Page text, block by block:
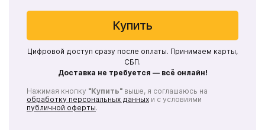
Купить
Цифровой доступ сразу после оплаты. Принимаем карты,
СБП.
Доставка не требуется — всё онлайн!
Нажимая кнопку "Купить" выше, я соглашаюсь на
обработку персональных данных и с условиями
публичной оферты.